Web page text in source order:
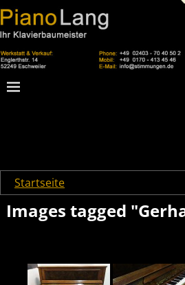
Startseite
Images tagged